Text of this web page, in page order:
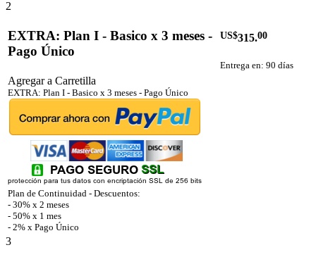
2
EXTRA: Plan I - Basico x 3 meses -
Pago Único
US$315.00
Entrega en: 90 días
Agregar a Carretilla
EXTRA: Plan I - Basico x 3 meses - Pago Único
Plan de Continuidad - Descuentos:
- 30% x 2 meses
- 50% x 1 mes
- 2% x Pago Único
3